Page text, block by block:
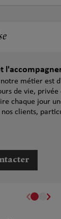
notre métier est
de vie, privée
chaque jour
clients,